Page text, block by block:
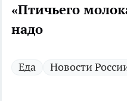
«Птичьего
надо
Еда Новости